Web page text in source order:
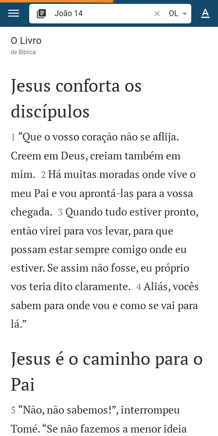
Ir para o conteúdo
Pesquise
OL
João 14
O Livro
de Biblica

Jesus conforta os
discípulos

1 “Que o vosso coração não se aflija.
Creem em Deus, creiam também em
mim. 

2 Há muitas moradas onde vive o
meu Pai e vou aprontá-las para a vossa
chegada. 

3 Quando tudo estiver pronto,
então virei para vos levar, para que
possam estar sempre comigo onde eu
estiver. Se assim não fosse, eu próprio
vos teria dito claramente. 

4 Aliás, vocês
sabem para onde vou e como se vai para
lá.”

Jesus é o caminho para o
Pai

5 “Não, não sabemos!”, interrompeu
Tomé. “Se não fazemos a menor ideia